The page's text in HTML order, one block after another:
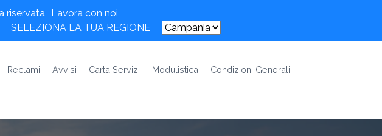
riservata Lavora con noi
SELEZIONA LA TUA REGIONE
Reclami Avvisi Carta Servizi Modulistica
Condizioni Generali